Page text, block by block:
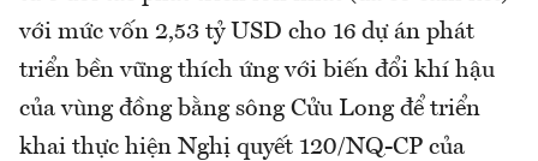
với mức vốn 2,53 tỷ USD cho 16 dự án phát
triển bền vững thích ứng với biến đổi khí hậu
của vùng đồng bằng sông Cửu Long để triển
khai thực hiện Nghị quyết 120/NQ-CP của